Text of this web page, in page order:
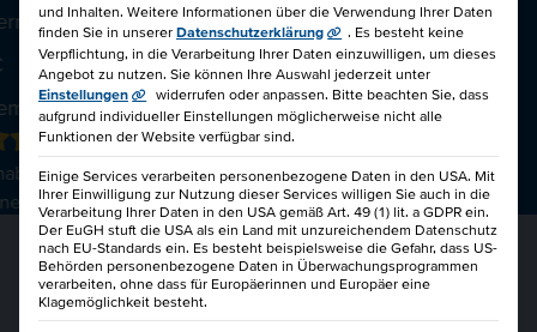
diesen Kurs mit 4.7 von 5.0
bewertet.
und Inhalten. Weitere Informationen über die Verwendung Ihrer Daten
finden Sie in unserer Datenschutzerklärung . Es besteht keine
Verpflichtung, in die Verarbeitung Ihrer Daten einzuwilligen, um dieses
Angebot zu nutzen. Sie können Ihre Auswahl jederzeit unter
Einstellungen
widerrufen oder anpassen. Bitte beachten Sie, dass
aufgrund individueller Einstellungen möglicherweise nicht alle
Funktionen der Website verfügbar sind.
Einige Services verarbeiten personenbezogene Daten in den USA. Mit
Ihrer Einwilligung zur Nutzung dieser Services willigen Sie auch in die
Verarbeitung Ihrer Daten in den USA gemäß Art. 49 (1) lit. a GDPR ein.
Der EuGH stuft die USA als ein Land mit unzureichendem Datenschutz
nach EU-Standards ein. Es besteht beispielsweise die Gefahr, dass US-
Behörden personenbezogene Daten in Überwachungsprogrammen
verarbeiten, ohne dass für Europäerinnen und Europäer eine
Klagemöglichkeit besteht.